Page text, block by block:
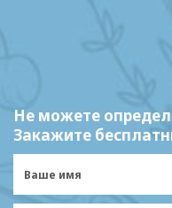
Не можете
Закажите